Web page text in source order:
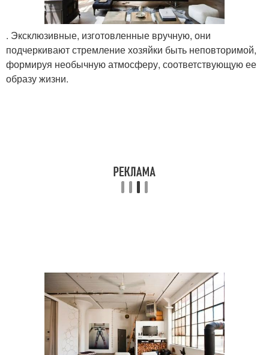
. Эксклюзивные, изготовленные вручную, они
подчеркивают стремление хозяйки быть неповторимой,
формируя необычную атмосферу, соответствующую ее
образу жизни.